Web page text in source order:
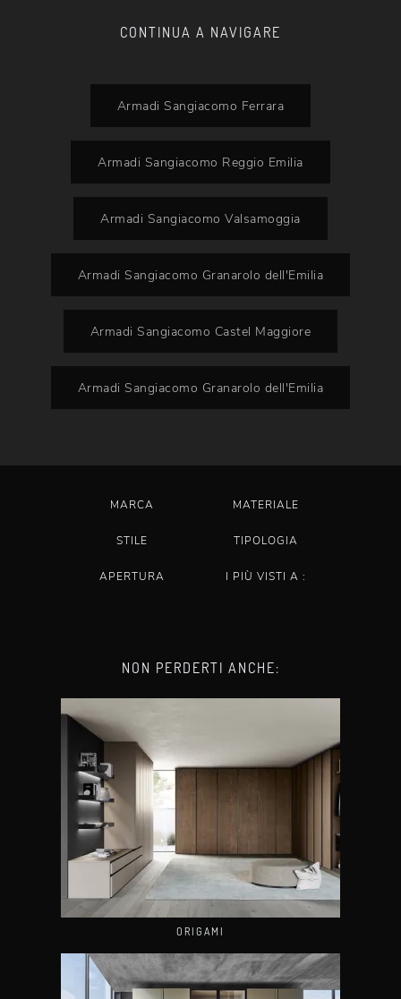
CONTINUA A NAVIGARE
Armadi Sangiacomo Ferrara
Armadi Sangiacomo Reggio Emilia
Armadi Sangiacomo Valsamoggia
Armadi Sangiacomo Granarolo dell'Emilia
Armadi Sangiacomo Castel Maggiore
Armadi Sangiacomo Granarolo dell'Emilia
MARCA MATERIALE
STILE TIPOLOGIA
APERTURA I PIÙ VISTI A :
NON PERDERTI ANCHE:
ORIGAMI